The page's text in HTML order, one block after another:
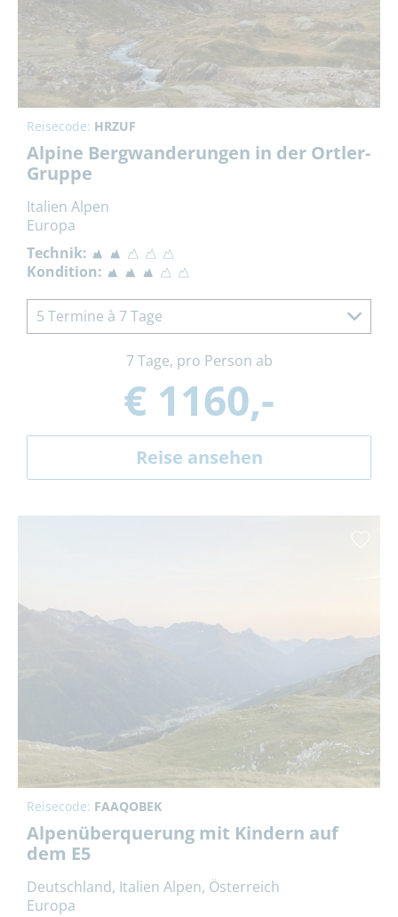
Reisecode: HRZUF
Alpine Bergwanderungen in der Ortler-
Gruppe
Italien Alpen
Europa
Technik:
Kondition:
5 Termine à 7 Tage
7 Tage, pro Person ab
€ 1160,-
Reise ansehen
Reisecode: FAAQOBEK
Alpenüberquerung mit Kindern auf
dem E5
Deutschland, Italien Alpen, Österreich
Europa